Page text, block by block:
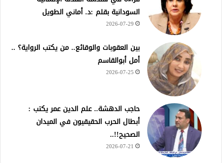
السودانية بقلم :د. أماني الطويل
2026-07-29
بين العقوبات والوقائع.. من يكتب الرواية؟ ..
أمل أبوالقاسم
2026-07-25
حاجب الدهشة.. علم الدين عمر يكتب :
أبطال الحرب الحقيقيون في الميدان
الصحيح!!..
2026-07-21